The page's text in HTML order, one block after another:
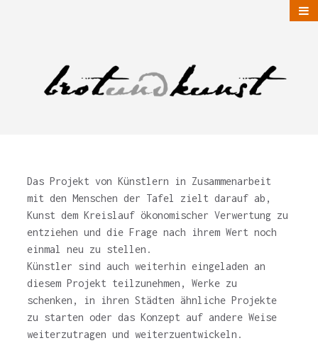
Das Projekt von Künstlern in Zusammenarbeit
mit den Menschen der Tafel zielt darauf ab,
Kunst dem Kreislauf ökonomischer Verwertung zu
entziehen und die Frage nach ihrem Wert noch
einmal neu zu stellen.
Künstler sind auch weiterhin eingeladen an
diesem Projekt teilzunehmen, Werke zu
schenken, in ihren Städten ähnliche Projekte
zu starten oder das Konzept auf andere Weise
weiterzutragen und weiterzuentwickeln.